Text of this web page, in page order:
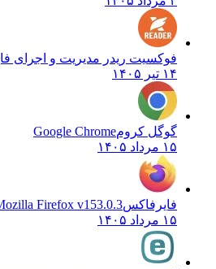
فوکسیت ریدر مدیریت و اجرای فایل PDF
گوگل کروم Google Chrome
فایرفاکسMozilla Firefox v153.0.3